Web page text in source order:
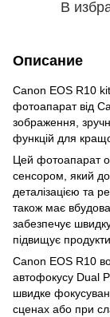
В
Описание
Canon EOS R10
фотоапарат від
зображення,
функцій для
Цей фотоапарат
сенсором, який
деталізацією та
також має
забезпечує
підвищує
Canon EOS R10
автофокусу Dual
швидке
сценах або при